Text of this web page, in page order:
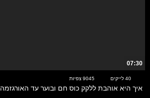
07:30
40 לייקים 9045 צפיות
איך היא אוהבת ללקק כוס חם ובוער עד האורגזמה